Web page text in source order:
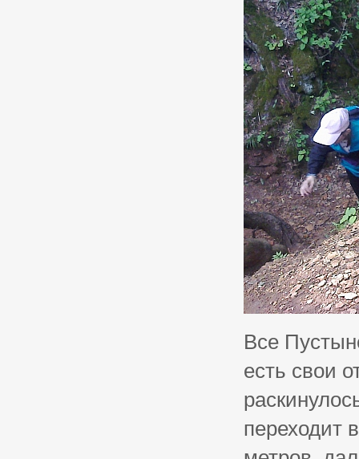
Все
есть свои
переходит